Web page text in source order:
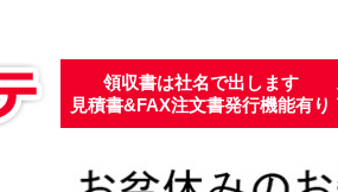
領収書は社名で出します
見積書&FAX注文書発行機能有り